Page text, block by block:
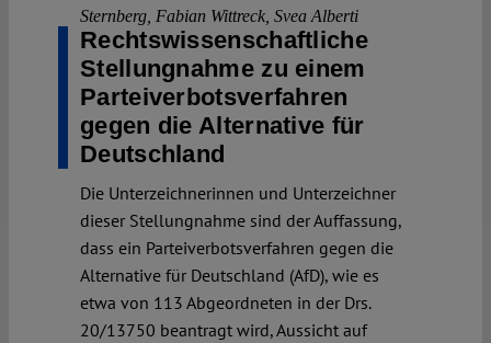
Sternberg, Fabian Wittreck, Svea Alberti
Rechtswissenschaftliche
Stellungnahme zu einem
Parteiverbotsverfahren
gegen die Alternative für
Deutschland
Die Unterzeichnerinnen und Unterzeichner
dieser Stellungnahme sind der Auffassung,
dass ein Parteiverbotsverfahren gegen die
Alternative für Deutschland (AfD), wie es
etwa von 113 Abgeordneten in der Drs.
20/13750 beantragt wird, Aussicht auf